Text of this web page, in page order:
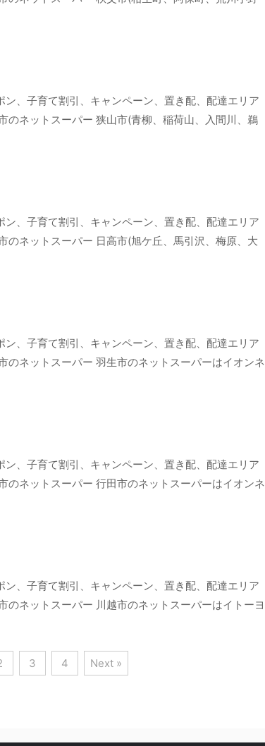
、子育て割引、キャンペーン、置き配、配達エリア
のネットスーパー 狭山市(青柳、稲荷山、入間川、鵜
、子育て割引、キャンペーン、置き配、配達エリア
のネットスーパー 日高市(旭ケ丘、馬引沢、梅原、大
、子育て割引、キャンペーン、置き配、配達エリア
のネットスーパー 羽生市のネットスーパーはイオンネ
、子育て割引、キャンペーン、置き配、配達エリア
のネットスーパー 行田市のネットスーパーはイオンネ
、子育て割引、キャンペーン、置き配、配達エリア
のネットスーパー 川越市のネットスーパーはイトーヨ
3 4 Next »